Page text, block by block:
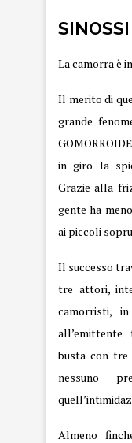
SINOSSI
La camorra è
Il merito di
grande
in giro la
Grazie alla
gente ha
ai piccoli
Il successo
tre attori,
camorristi,
all’emittente
busta con
nessuno
Almeno